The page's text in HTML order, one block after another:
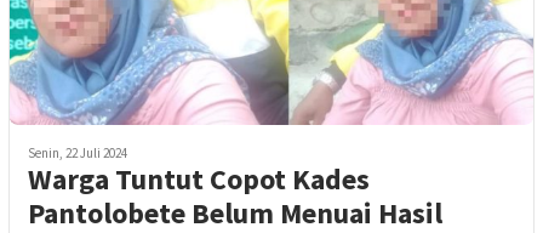
Senin, 22 Juli 2024
Warga Tuntut Copot Kades
Pantolobete Belum Menuai Hasil